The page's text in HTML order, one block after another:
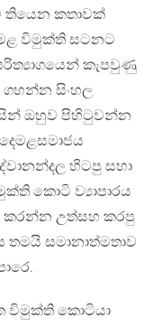
තියෙන කතාවක්
විමුක්ති සටනට
කැපවුණු
ගහන්න සිංහල
ඔහුව පිහිටුවන්න
හිටපු සහා
කොටි ව්‍යාපාරය
උත්සහ කරපු
සමානාත්මතාව
විමුක්ති කොටියා